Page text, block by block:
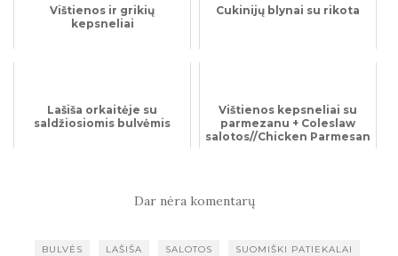
Vištienos ir grikių
kepsneliai
Cukinijų blynai su rikota
Lašiša orkaitėje su
saldžiosiomis bulvėmis
Vištienos kepsneliai su
parmezanu + Coleslaw
salotos//Chicken Parmesan
Dar nėra komentarų
BULVĖS LAŠIŠA SALOTOS SUOMIŠKI PATIEKALAI